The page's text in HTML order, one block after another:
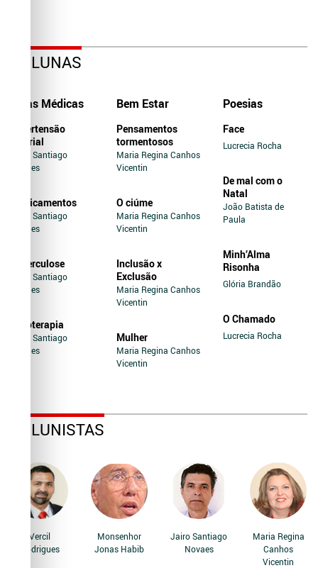
COLUNAS
Dicas Médicas
Hipertensão
Arterial
Jairo Santiago
Novaes
Medicamentos
Jairo Santiago
Novaes
Tuberculose
Jairo Santiago
Novaes
Soroterapia
Jairo Santiago
Novaes
Bem Estar
Pensamentos
tormentosos
Maria Regina Canhos
Vicentin
O ciúme
Maria Regina Canhos
Vicentin
Inclusão x
Exclusão
Maria Regina Canhos
Vicentin
Mulher
Maria Regina Canhos
Vicentin
Poesias
Face
Lucrecia Rocha
De mal com o
Natal
João Batista de
Paula
Minh’Alma
Risonha
Glória Brandão
O Chamado
Lucrecia Rocha
COLUNISTAS
Vercil
Rodrigues
Monsenhor
Jonas Habib
Jairo Santiago
Novaes
Maria Regina
Canhos
Vicentin